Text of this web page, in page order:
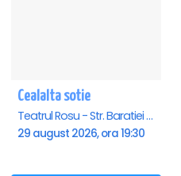
Cealalta sotie
Teatrul Rosu - Str. Baratiei 31, Bucuresti
29 august 2026, ora 19:30